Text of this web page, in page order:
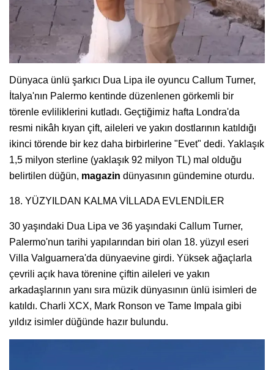
Dünyaca ünlü şarkıcı Dua Lipa ile oyuncu Callum Turner,
İtalya'nın Palermo kentinde düzenlenen görkemli bir
törenle evliliklerini kutladı. Geçtiğimiz hafta Londra'da
resmi nikâh kıyan çift, aileleri ve yakın dostlarının katıldığı
ikinci törende bir kez daha birbirlerine "Evet" dedi. Yaklaşık
1,5 milyon sterline (yaklaşık 92 milyon TL) mal olduğu
belirtilen düğün, magazin dünyasının gündemine oturdu.
18. YÜZYILDAN KALMA VİLLADA EVLENDİLER
30 yaşındaki Dua Lipa ve 36 yaşındaki Callum Turner,
Palermo'nun tarihi yapılarından biri olan 18. yüzyıl eseri
Villa Valguarnera'da dünyaevine girdi. Yüksek ağaçlarla
çevrili açık hava törenine çiftin aileleri ve yakın
arkadaşlarının yanı sıra müzik dünyasının ünlü isimleri de
katıldı. Charli XCX, Mark Ronson ve Tame Impala gibi
yıldız isimler düğünde hazır bulundu.